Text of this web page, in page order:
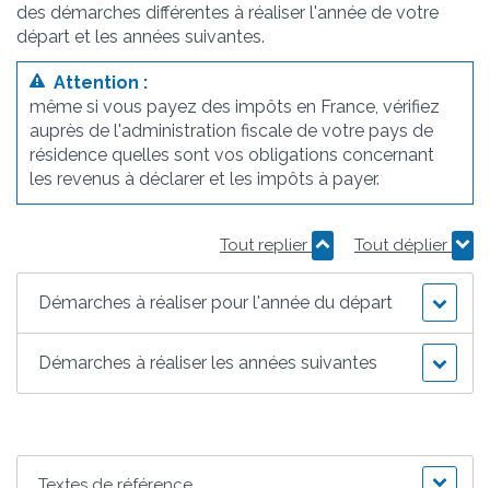
des démarches différentes à réaliser l'année de votre
départ et les années suivantes.
Attention :
même si vous payez des impôts en France, vérifiez
auprès de l'administration fiscale de votre pays de
résidence quelles sont vos obligations concernant
les revenus à déclarer et les impôts à payer.
Tout replier Tout déplier
Démarches à réaliser pour l'année du départ
Démarches à réaliser les années suivantes